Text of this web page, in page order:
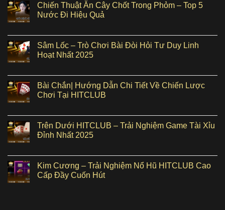
Chiến Thuật Ăn Cây Chốt Trong Phỏm – Top 5
Nước Đi Hiệu Quả
Sâm Lốc – Trò Chơi Bài Đòi Hỏi Tư Duy Linh
Hoạt Nhất 2025
Bài Chắn| Hướng Dẫn Chi Tiết Về Chiến Lược
Chơi Tại HITCLUB
Trên Dưới HITCLUB – Trải Nghiệm Game Tài Xỉu
Đỉnh Nhất 2025
Kim Cương – Trải Nghiệm Nổ Hũ HITCLUB Cao
Cấp Đầy Cuốn Hút